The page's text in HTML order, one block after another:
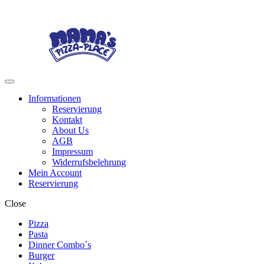
Menu
Informationen
Reservierung
Kontakt
About Us
AGB
Impressum
Widerrufsbelehrung
Mein Account
Reservierung
Close
Pizza
Pasta
Dinner Combo´s
Burger